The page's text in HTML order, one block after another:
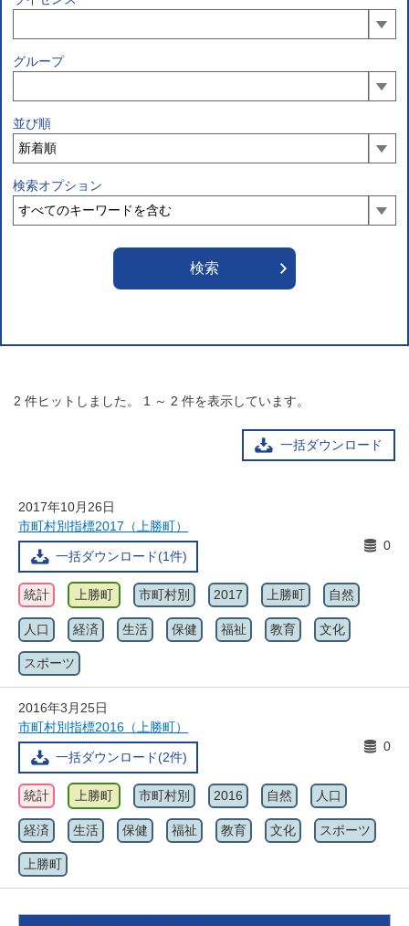
グループ
並び順
検索オプション
2 件ヒットしました。 1 ～ 2 件を表示しています。
一括ダウンロード
2017年10月26日
市町村別指標2017（上勝町）
一括ダウンロード(1件)
0
統計 上勝町 市町村別 2017 上勝町 自然
人口 経済 生活 保健 福祉 教育 文化
スポーツ
2016年3月25日
市町村別指標2016（上勝町）
一括ダウンロード(2件)
0
統計 上勝町 市町村別 2016 自然 人口
経済 生活 保健 福祉 教育 文化 スポーツ
上勝町